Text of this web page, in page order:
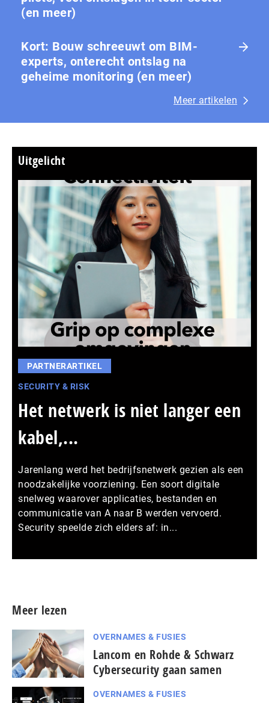
(en meer)
Kort: Bouw schreeuwt om BIM-
experts, onterecht ontslag na
geheime monitoring (en meer)
Meer artikelen
Uitgelicht
PARTNERARTIKEL
SECURITY & RISK
Het netwerk is niet langer een
kabel,...
Jarenlang werd het bedrijfsnetwerk gezien als een
noodzakelijke voorziening. Een soort digitale
snelweg waarover applicaties, bestanden en
communicatie van A naar B werden vervoerd.
Security speelde zich elders af: in...
Meer lezen
OVERNAMES & FUSIES
Lancom en Rohde & Schwarz
Cybersecurity gaan samen
OVERNAMES & FUSIES